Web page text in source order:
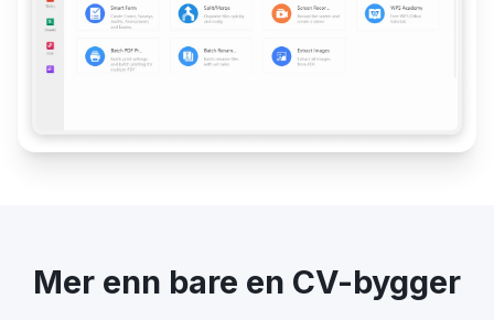
Mer enn bare en CV-bygger